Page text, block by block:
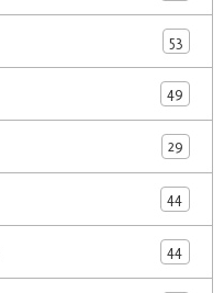
53
49
29
44
44